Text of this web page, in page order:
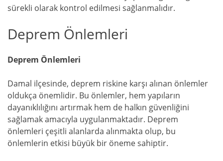
sürekli olarak kontrol edilmesi sağlanmalıdır.
Deprem Önlemleri
Deprem Önlemleri
Damal ilçesinde, deprem riskine karşı alınan önlemler
oldukça önemlidir. Bu önlemler, hem yapıların
dayanıklılığını artırmak hem de halkın güvenliğini
sağlamak amacıyla uygulanmaktadır. Deprem
önlemleri çeşitli alanlarda alınmakta olup, bu
önlemlerin etkisi büyük bir öneme sahiptir.